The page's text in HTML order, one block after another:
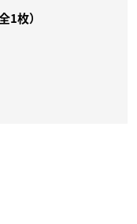
1枚）